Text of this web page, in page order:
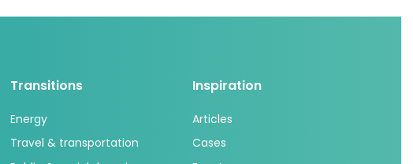
Transitions
Energy
Travel & transportation
Inspiration
Articles
Cases